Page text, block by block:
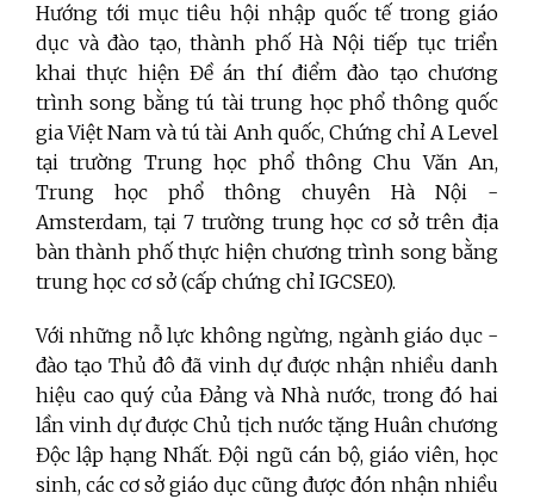
Hướng tới mục tiêu hội nhập quốc tế trong giáo
dục và đào tạo, thành phố Hà Nội tiếp tục triển
khai thực hiện Đề án thí điểm đào tạo chương
trình song bằng tú tài trung học phổ thông quốc
gia Việt Nam và tú tài Anh quốc, Chứng chỉ A Level
tại trường Trung học phổ thông Chu Văn An,
Trung học phổ thông chuyên Hà Nội -
Amsterdam, tại 7 trường trung học cơ sở trên địa
bàn thành phố thực hiện chương trình song bằng
trung học cơ sở (cấp chứng chỉ IGCSE0).
Với những nỗ lực không ngừng, ngành giáo dục -
đào tạo Thủ đô đã vinh dự được nhận nhiều danh
hiệu cao quý của Đảng và Nhà nước, trong đó hai
lần vinh dự được Chủ tịch nước tặng Huân chương
Độc lập hạng Nhất. Đội ngũ cán bộ, giáo viên, học
sinh, các cơ sở giáo dục cũng được đón nhận nhiều